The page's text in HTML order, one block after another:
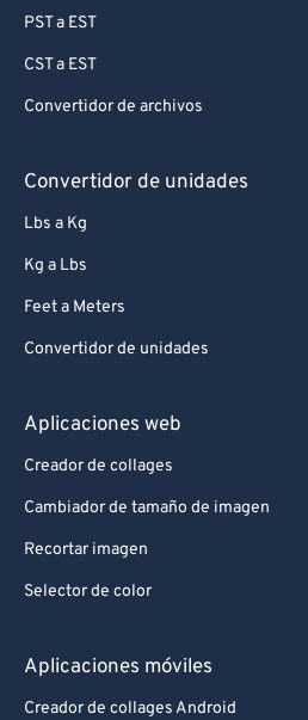
PST a EST
CST a EST
Convertidor de archivos
Convertidor de unidades
Lbs a Kg
Kg a Lbs
Feet a Meters
Convertidor de unidades
Aplicaciones web
Creador de collages
Cambiador de tamaño de imagen
Recortar imagen
Selector de color
Aplicaciones móviles
Creador de collages Android